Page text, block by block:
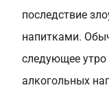
последствие
напитками.
следующее утро
алкогольных